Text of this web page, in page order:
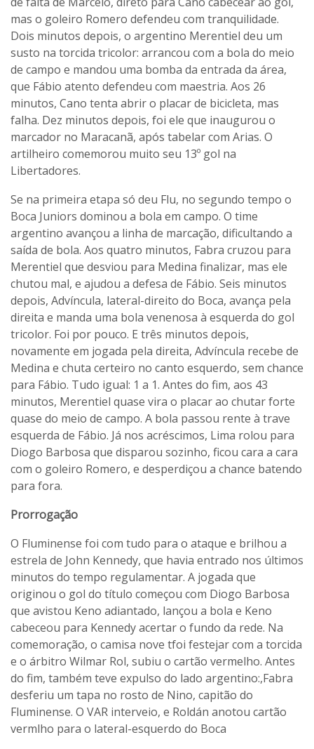
mas o goleiro Romero defendeu com tranquilidade.
Dois minutos depois, o argentino Merentiel deu um
susto na torcida tricolor: arrancou com a bola do meio
de campo e mandou uma bomba da entrada da área,
que Fábio atento defendeu com maestria. Aos 26
minutos, Cano tenta abrir o placar de bicicleta, mas
falha. Dez minutos depois, foi ele que inaugurou o
marcador no Maracanã, após tabelar com Arias. O
artilheiro comemorou muito seu 13º gol na
Libertadores.
Se na primeira etapa só deu Flu, no segundo tempo o
Boca Juniors dominou a bola em campo. O time
argentino avançou a linha de marcação, dificultando a
saída de bola. Aos quatro minutos, Fabra cruzou para
Merentiel que desviou para Medina finalizar, mas ele
chutou mal, e ajudou a defesa de Fábio. Seis minutos
depois, Advíncula, lateral-direito do Boca, avança pela
direita e manda uma bola venenosa à esquerda do gol
tricolor. Foi por pouco. E três minutos depois,
novamente em jogada pela direita, Advíncula recebe de
Medina e chuta certeiro no canto esquerdo, sem chance
para Fábio. Tudo igual: 1 a 1. Antes do fim, aos 43
minutos, Merentiel quase vira o placar ao chutar forte
quase do meio de campo. A bola passou rente à trave
esquerda de Fábio. Já nos acréscimos, Lima rolou para
Diogo Barbosa que disparou sozinho, ficou cara a cara
com o goleiro Romero, e desperdiçou a chance batendo
para fora.
Prorrogação
O Fluminense foi com tudo para o ataque e brilhou a
estrela de John Kennedy, que havia entrado nos últimos
minutos do tempo regulamentar. A jogada que
originou o gol do título começou com Diogo Barbosa
que avistou Keno adiantado, lançou a bola e Keno
cabeceou para Kennedy acertar o fundo da rede. Na
comemoração, o camisa nove tfoi festejar com a torcida
e o árbitro Wilmar Rol, subiu o cartão vermelho. Antes
do fim, também teve expulso do lado argentino:,Fabra
desferiu um tapa no rosto de Nino, capitão do
Fluminense. O VAR interveio, e Roldán anotou cartão
vermlho para o lateral-esquerdo do Boca